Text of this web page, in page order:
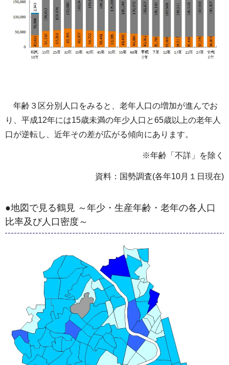
年齢３区分別人口をみると、老年人口の増加が進んでお
り、平成12年には15歳未満の年少人口と65歳以上の老年人
口が逆転し、近年その差が広がる傾向にあります。
※年齢「不詳」を除く
資料：国勢調査(各年10月１日現在)
●地図で見る鶴見 ～年少・生産年齢・老年の各人口
比率及び人口密度～